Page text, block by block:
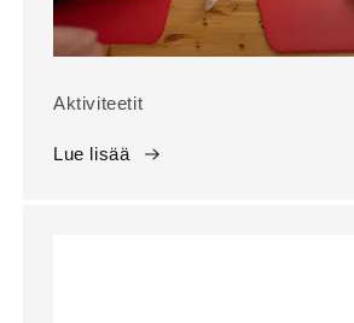
Aktiviteetit
Lue lisää